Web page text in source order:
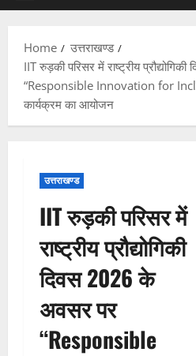
Home
उत्तराखण्ड
IIT रुड़की परिसर में राष्ट्रीय
“Responsible Innovation for
कार्यक्रम का आयोजन
उत्तराखण्ड
IIT रुड़की परिसर में
राष्ट्रीय प्रौद्योगिकी
दिवस 2026 के
अवसर पर
“Responsible